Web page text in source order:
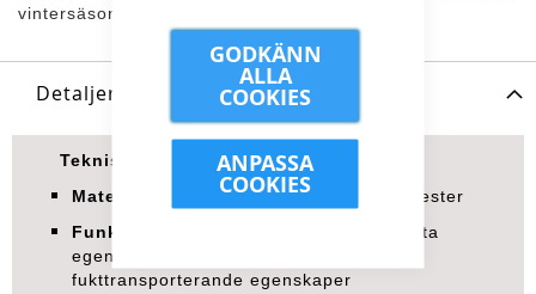
GODKÄNN
ALLA
COOKIES
ANPASSA
COOKIES
vintersäsongen.
Detaljer
Tekniska specifikationer:
Material:
Slitstarkt yttertyg i 100 % polyester
Funktioner:
Vattentätt membran, vindtäta
egenskaper, tejpade sömmar och bra
fukttransporterande egenskaper